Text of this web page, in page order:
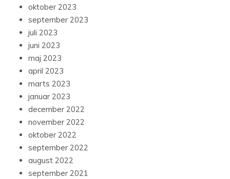
oktober 2023
september 2023
juli 2023
juni 2023
maj 2023
april 2023
marts 2023
januar 2023
december 2022
november 2022
oktober 2022
september 2022
august 2022
september 2021